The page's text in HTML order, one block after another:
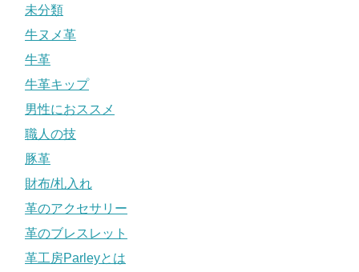
未分類
牛ヌメ革
牛革
牛革キップ
男性におススメ
職人の技
豚革
財布/札入れ
革のアクセサリー
革のブレスレット
革工房Parleyとは